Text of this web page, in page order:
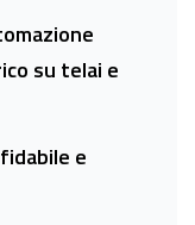
su telai e
e